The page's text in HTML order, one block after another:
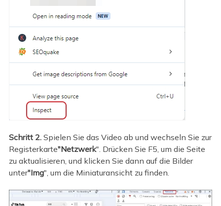
Schritt 2.Spielen Sie das Video ab und wechseln Sie zur
Registerkarte"Netzwerk". Drücken Sie F5, um die Seite
zu aktualisieren, und klicken Sie dann auf die Bilder
unter"Img", um die Miniaturansicht zu finden.